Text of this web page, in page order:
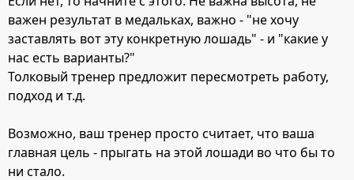
важен результат в медальках, важно - "не хочу
заставлять вот эту конкретную лошадь" - и "какие у
нас есть варианты?"
Толковый тренер предложит пересмотреть работу,
подход и т.д.
Возможно, ваш тренер просто считает, что ваша
главная цель - прыгать на этой лошади во что бы то
ни стало.